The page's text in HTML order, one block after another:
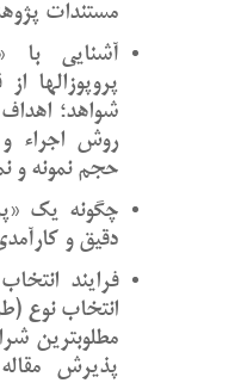
مستندات
آشنایی با
پروپوزالها
شواهد؛
روش اجراء
حجم نمونه و
چگونه یک
دقیق و
فرایند
انتخاب نوع
مطلوبترین
پذیرش